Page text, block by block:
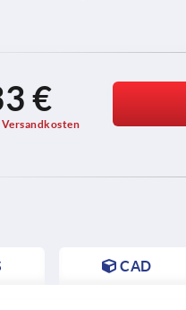
€
Versandkosten
CAD